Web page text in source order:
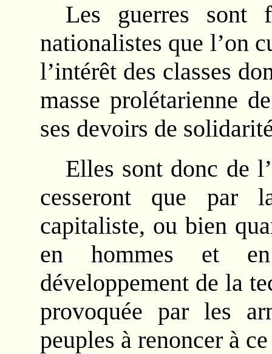
Les guerres sont
nationalistes que l’on
l’intérêt des classes
masse prolétarienne
ses devoirs de
Elles sont donc de
cesseront que par
capitaliste, ou bien
en hommes et
développement de la
provoquée par les
peuples à renoncer à